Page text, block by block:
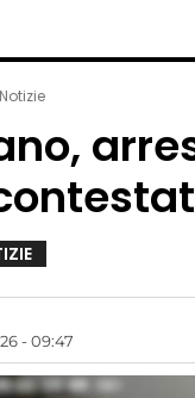
- 09:47